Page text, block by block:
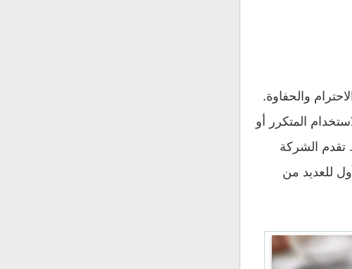
والحفاوة.
المتكرر أو
تقدم الشركة
للعديد من